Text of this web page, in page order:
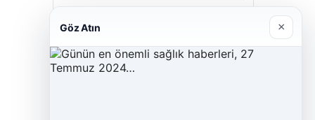
Son Eklenen Firmalar
Hastaş Beton
Göz Atın ×